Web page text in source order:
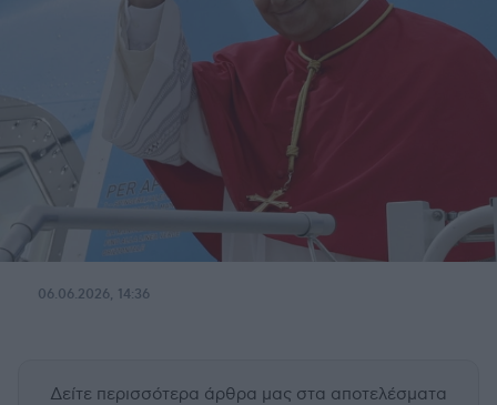
06.06.2026, 14:36
Δείτε περισσότερα άρθρα μας στα αποτελέσματα